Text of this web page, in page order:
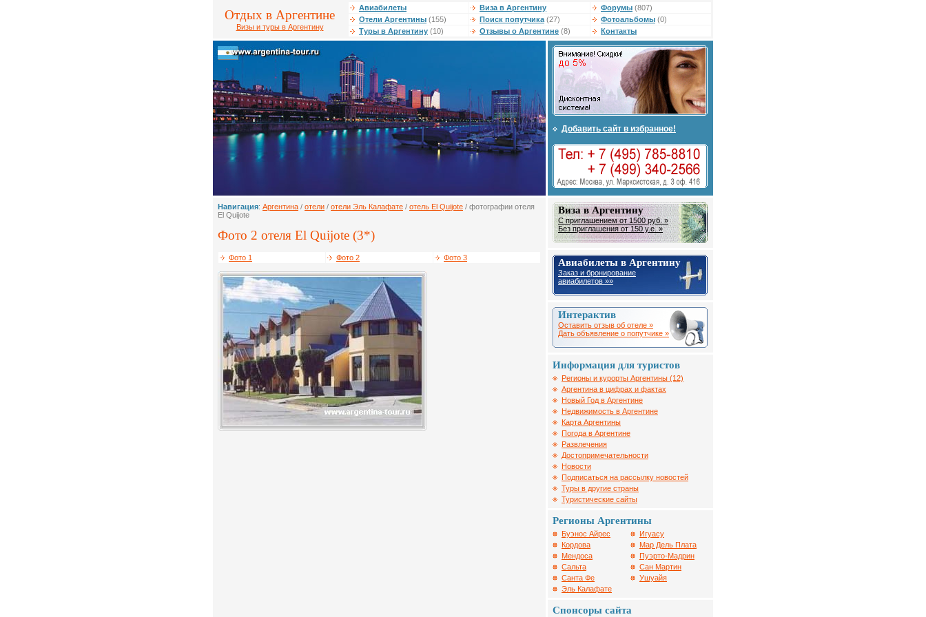
Отдых в Аргентине
Визы и туры в Аргентину
Авиабилеты Виза в Аргентину Форумы (807)
Отели Аргентины (155) Поиск попутчика (27) Фотоальбомы (0)
Туры в Аргентину (10) Отзывы о Аргентине (8) Контакты
Добавить сайт в избранное!
Навигация: Аргентина / отели / отели Эль Калафате / отель El Quijote / фотографии отеля
El Quijote
Фото 2 отеля El Quijote (3*)
Фото 1 Фото 2 Фото 3
Виза в Аргентину
С приглашением от 1500 руб. »
Без приглашения от 150 у.е. »
Авиабилеты в Аргентину
Заказ и бронирование
авиабилетов »»
Интерактив
Оставить отзыв об отеле »
Дать объявление о попутчике »
Информация для туристов
Регионы и курорты Аргентины (12)
Аргентина в цифрах и фактах
Новый Год в Аргентине
Недвижимость в Аргентине
Карта Аргентины
Погода в Аргентине
Развлечения
Достопримечательности
Новости
Подписаться на рассылку новостей
Туры в другие страны
Туристические сайты
Регионы Аргентины
Буэнос Айрес
Кордова
Мендоса
Сальта
Санта Фе
Эль Калафате
Игуасу
Мар Дель Плата
Пуэрто-Мадрин
Сан Мартин
Ушуайя
Спонсоры сайта